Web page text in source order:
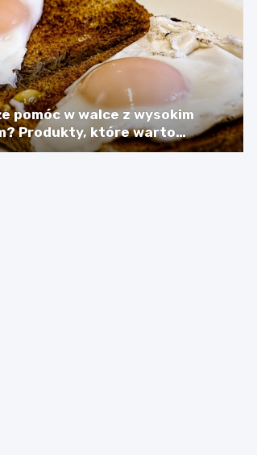
pomóc w walce z wysokim
Produkty, które warto